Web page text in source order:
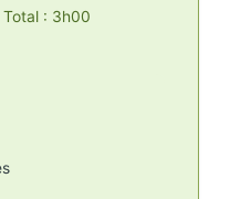
Total : 3h00